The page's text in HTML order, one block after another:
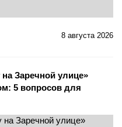
8 августа 2026
на Заречной улице»
5 вопросов для